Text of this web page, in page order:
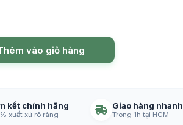
vào giỏ hàng
kết chính hãng
xuất xứ rõ ràng
Giao hàng nhanh
Trong 1h tại HCM